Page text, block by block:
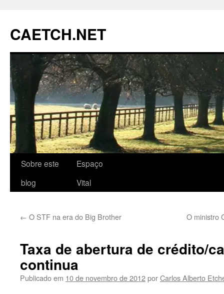
o
conteúdo
CAETCH.NET
Sobre este
blog
Espaço
Vital
← O STF na era do Big Brother O ministro
Taxa de abertura de crédito/
continua
Publicado em 10 de novembro de 2012porCarlos Alberto